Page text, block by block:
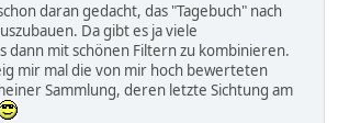
daran gedacht, das "Tagebuch" nach
Da gibt es ja viele
dann mit schönen Filtern zu kombinieren.
mir mal die von mir hoch bewerteten
Sammlung, deren letzte Sichtung am